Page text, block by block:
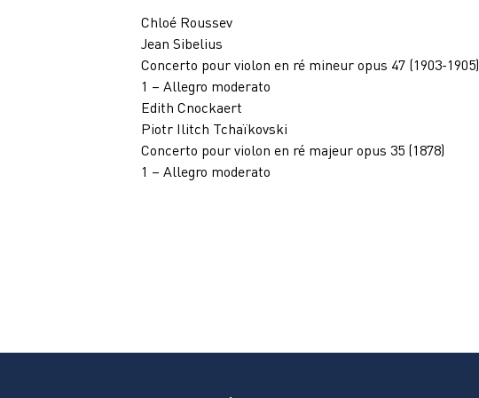
Chloé Roussev
Jean Sibelius
Concerto pour violon en ré mineur opus 47 (1903-1905)
1 – Allegro moderato
Edith Cnockaert
Piotr Ilitch Tchaïkovski
Concerto pour violon en ré majeur opus 35 (1878)
1 – Allegro moderato